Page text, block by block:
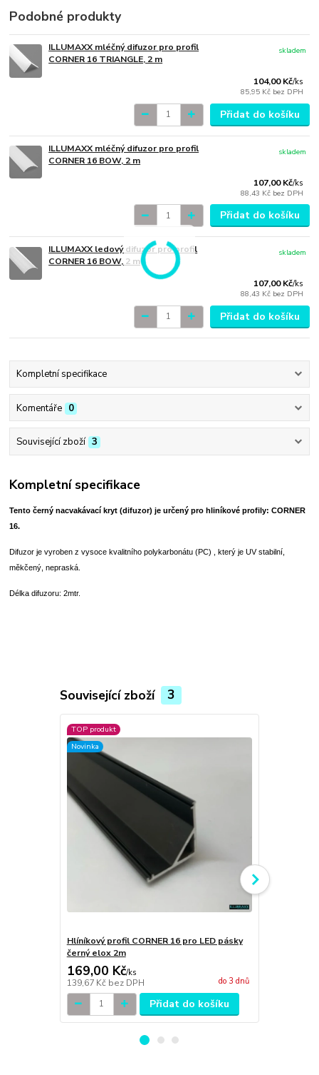
Podobné produkty
ILLUMAXX mléčný difuzor pro profil
CORNER 16 TRIANGLE, 2 m
104,00 Kč/ks
85,95 Kč bez DPH
skladem
Přidat do košíku
ILLUMAXX mléčný difuzor pro profil
CORNER 16 BOW, 2 m
107,00 Kč/ks
88,43 Kč bez DPH
skladem
Přidat do košíku
ILLUMAXX ledový difuzor pro profil
CORNER 16 BOW, 2 m
107,00 Kč/ks
88,43 Kč bez DPH
skladem
Přidat do košíku
Kompletní specifikace
Komentáře 0
Související zboží 3
Kompletní specifikace
Tento černý nacvakávací kryt (difuzor) je určený pro hliníkové profily: CORNER
16.
Difuzor je vyroben z vysoce kvalitního polykarbonátu (PC) , který je UV stabilní,
měkčený, nepraská.
Délka difuzoru: 2mtr.
Související zboží 3
TOP produkt
Novinka
Hlíníkový profil CORNER 16 pro LED pásky
černý elox 2m
169,00 Kč/ks
139,67 Kč bez DPH do 3 dnů
Přidat do košíku